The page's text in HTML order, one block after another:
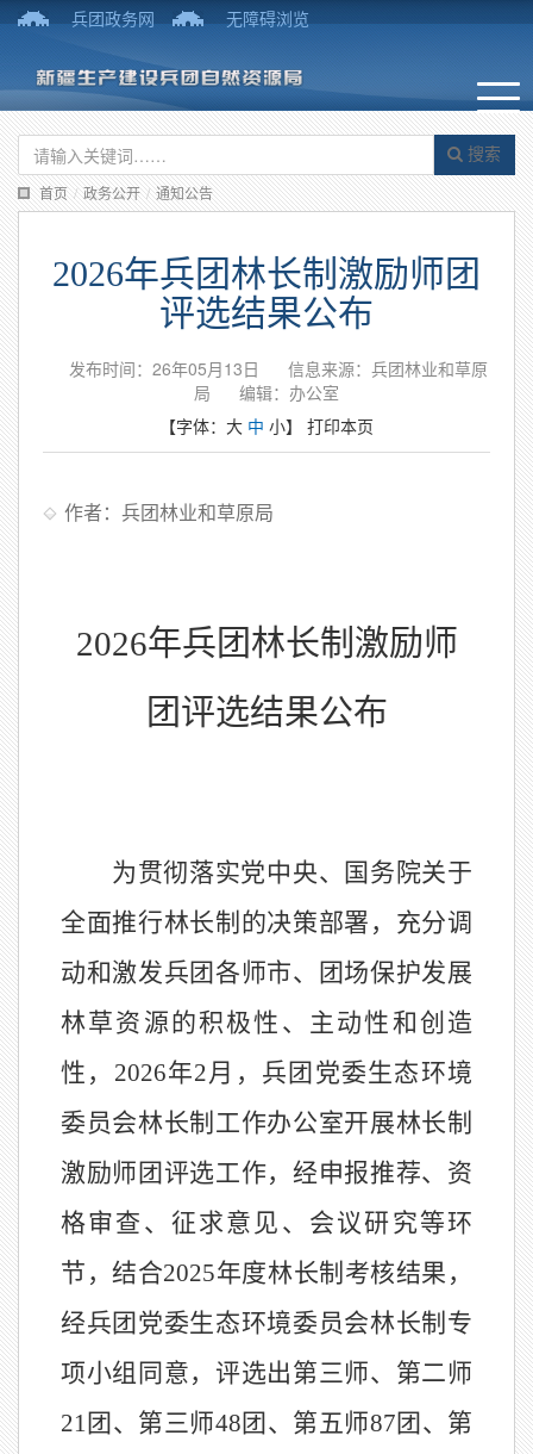
兵团政务网 无障碍浏览
搜索
首页 / 政务公开 / 通知公告
2026年兵团林长制激励师团
评选结果公布
发布时间：26年05月13日
信息来源：兵团林业和草原
局
编辑：办公室
【字体： 大 中 小】 打印本页
作者：兵团林业和草原局
2026年兵团林长制激励师
团评选结果公布
为贯彻落实党中央、国务院关于
全面推行林长制的决策部署，充分调
动和激发兵团各师市、团场保护发展
林草资源的积极性、主动性和创造
性， 2026年2月，兵团党委生态环境
委员会林长制工作办公室开展林长制
激励师团评选工作，经申报推荐、资
格审查、征求意见、会议研究等环
节，结合2025年度林长制考核结果，
经兵团党委生态环境委员会林长制专
项小组同意，评选出第三师、 第二师
21团、第三师48团、第五师87团、第